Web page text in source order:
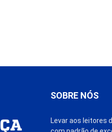
SOBRE NÓS
Levar aos leitores